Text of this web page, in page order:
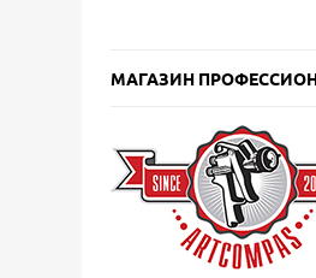
МАГАЗИН